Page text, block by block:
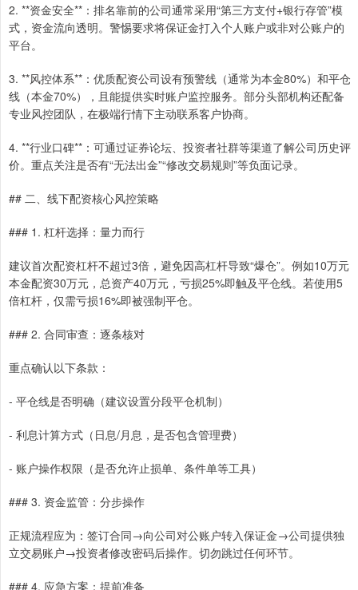
2. **资金安全**：排名靠前的公司通常采用“第三方支付+银行存管”模
式，资金流向透明。警惕要求将保证金打入个人账户或非对公账户的
平台。
3. **风控体系**：优质配资公司设有预警线（通常为本金80%）和平仓
线（本金70%），且能提供实时账户监控服务。部分头部机构还配备
专业风控团队，在极端行情下主动联系客户协商。
4. **行业口碑**：可通过证券论坛、投资者社群等渠道了解公司历史评
价。重点关注是否有“无法出金”“修改交易规则”等负面记录。
## 二、线下配资核心风控策略
### 1. 杠杆选择：量力而行
建议首次配资杠杆不超过3倍，避免因高杠杆导致“爆仓”。例如10万元
本金配资30万元，总资产40万元，亏损25%即触及平仓线。若使用5
倍杠杆，仅需亏损16%即被强制平仓。
### 2. 合同审查：逐条核对
重点确认以下条款：
- 平仓线是否明确（建议设置分段平仓机制）
- 利息计算方式（日息/月息，是否包含管理费）
- 账户操作权限（是否允许止损单、条件单等工具）
### 3. 资金监管：分步操作
正规流程应为：签订合同→向公司对公账户转入保证金→公司提供独
立交易账户→投资者修改密码后操作。切勿跳过任何环节。
### 4. 应急方案：提前准备